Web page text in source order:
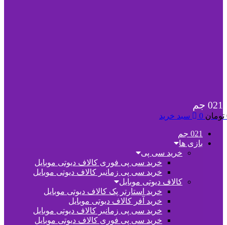
021 جم
تومان 0 سبد خرید
021 جم
بازی ها
خرید سی پی
خرید سی پی فوری کالاف دیوتی موبایل
خرید سی پی زمانبر کالاف دیوتی موبایل
کالاف دیوتی موبایل
خرید استارتر پک کالاف دیوتی موبایل
خرید آفر کالاف دیوتی موبایل
خرید سی پی زمانبر کالاف دیوتی موبایل
خرید سی پی فوری کالاف دیوتی موبایل